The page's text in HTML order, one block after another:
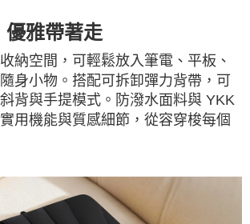
優雅帶著走
納空間，可輕鬆放入筆電、平板、
身小物。搭配可拆卸彈力背帶，可
背與手提模式。防潑水面料與 YKK
用機能與質感細節，從容穿梭每個